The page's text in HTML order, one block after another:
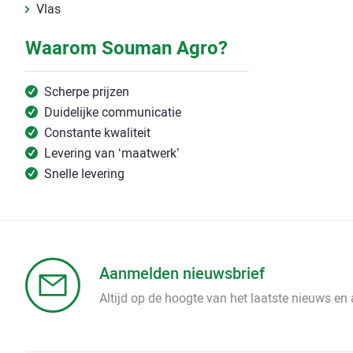
Vlas
Waarom Souman Agro?
Scherpe prijzen
Duidelijke communicatie
Constante kwaliteit
Levering van ‘maatwerk’
Snelle levering
Aanmelden nieuwsbrief
Altijd op de hoogte van het laatste nieuws en